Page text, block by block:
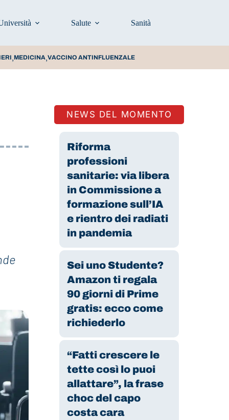
Salute Sanità
,MEDICINA,VACCINO ANTINFLUENZALE
NEWS DEL MOMENTO
Riforma
professioni
sanitarie: via libera
in Commissione a
formazione sull’IA
e rientro dei radiati
in pandemia
Sei uno Studente?
Amazon ti regala
90 giorni di Prime
gratis: ecco come
richiederlo
“Fatti crescere le
tette così lo puoi
allattare”, la frase
choc del capo
costa cara